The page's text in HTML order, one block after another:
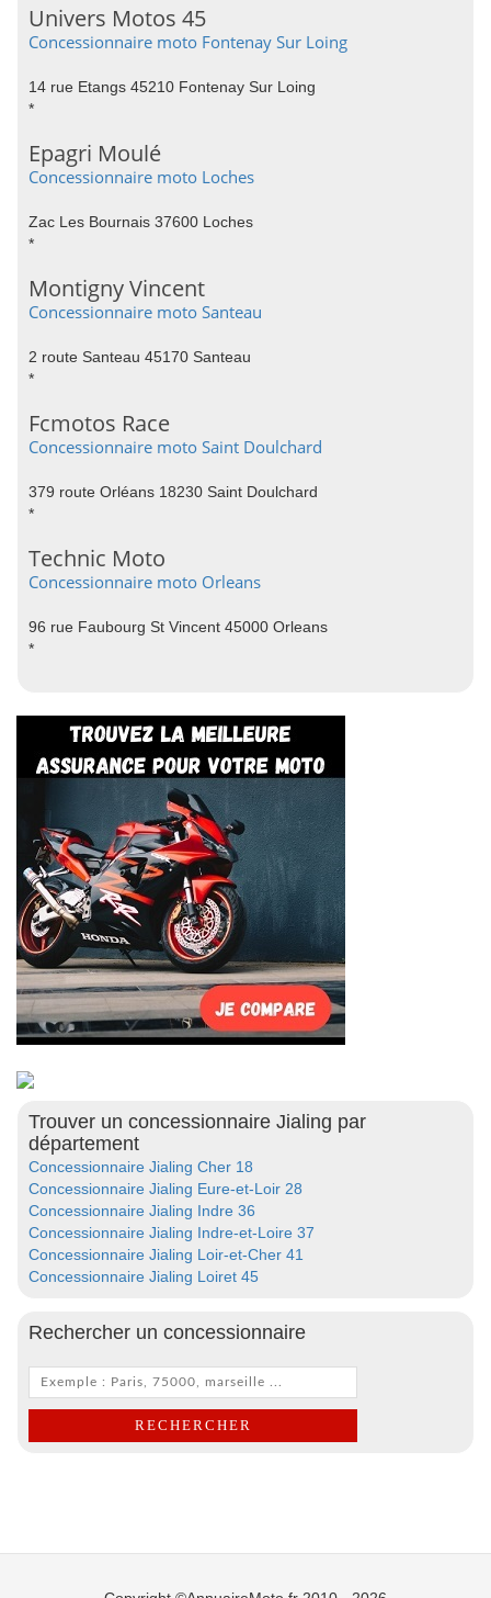
Univers Motos 45
Concessionnaire moto Fontenay Sur Loing
14 rue Etangs 45210 Fontenay Sur Loing
*
Epagri Moulé
Concessionnaire moto Loches
Zac Les Bournais 37600 Loches
*
Montigny Vincent
Concessionnaire moto Santeau
2 route Santeau 45170 Santeau
*
Fcmotos Race
Concessionnaire moto Saint Doulchard
379 route Orléans 18230 Saint Doulchard
*
Technic Moto
Concessionnaire moto Orleans
96 rue Faubourg St Vincent 45000 Orleans
*
Trouver un concessionnaire Jialing par
département
Concessionnaire Jialing Cher 18
Concessionnaire Jialing Eure-et-Loir 28
Concessionnaire Jialing Indre 36
Concessionnaire Jialing Indre-et-Loire 37
Concessionnaire Jialing Loir-et-Cher 41
Concessionnaire Jialing Loiret 45
Rechercher un concessionnaire